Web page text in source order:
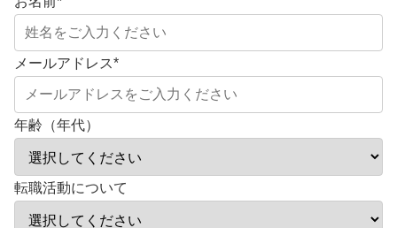
メールアドレス*
年齢（年代）
転職活動について